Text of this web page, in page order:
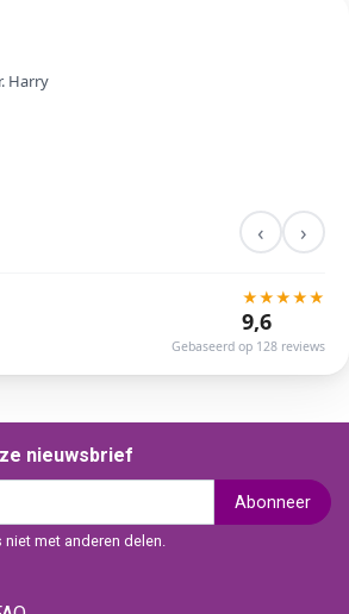
Harry
‹ ›
★★★★★
9,6
Gebaseerd op 128 reviews
nieuwsbrief
Abonneer
met anderen delen.